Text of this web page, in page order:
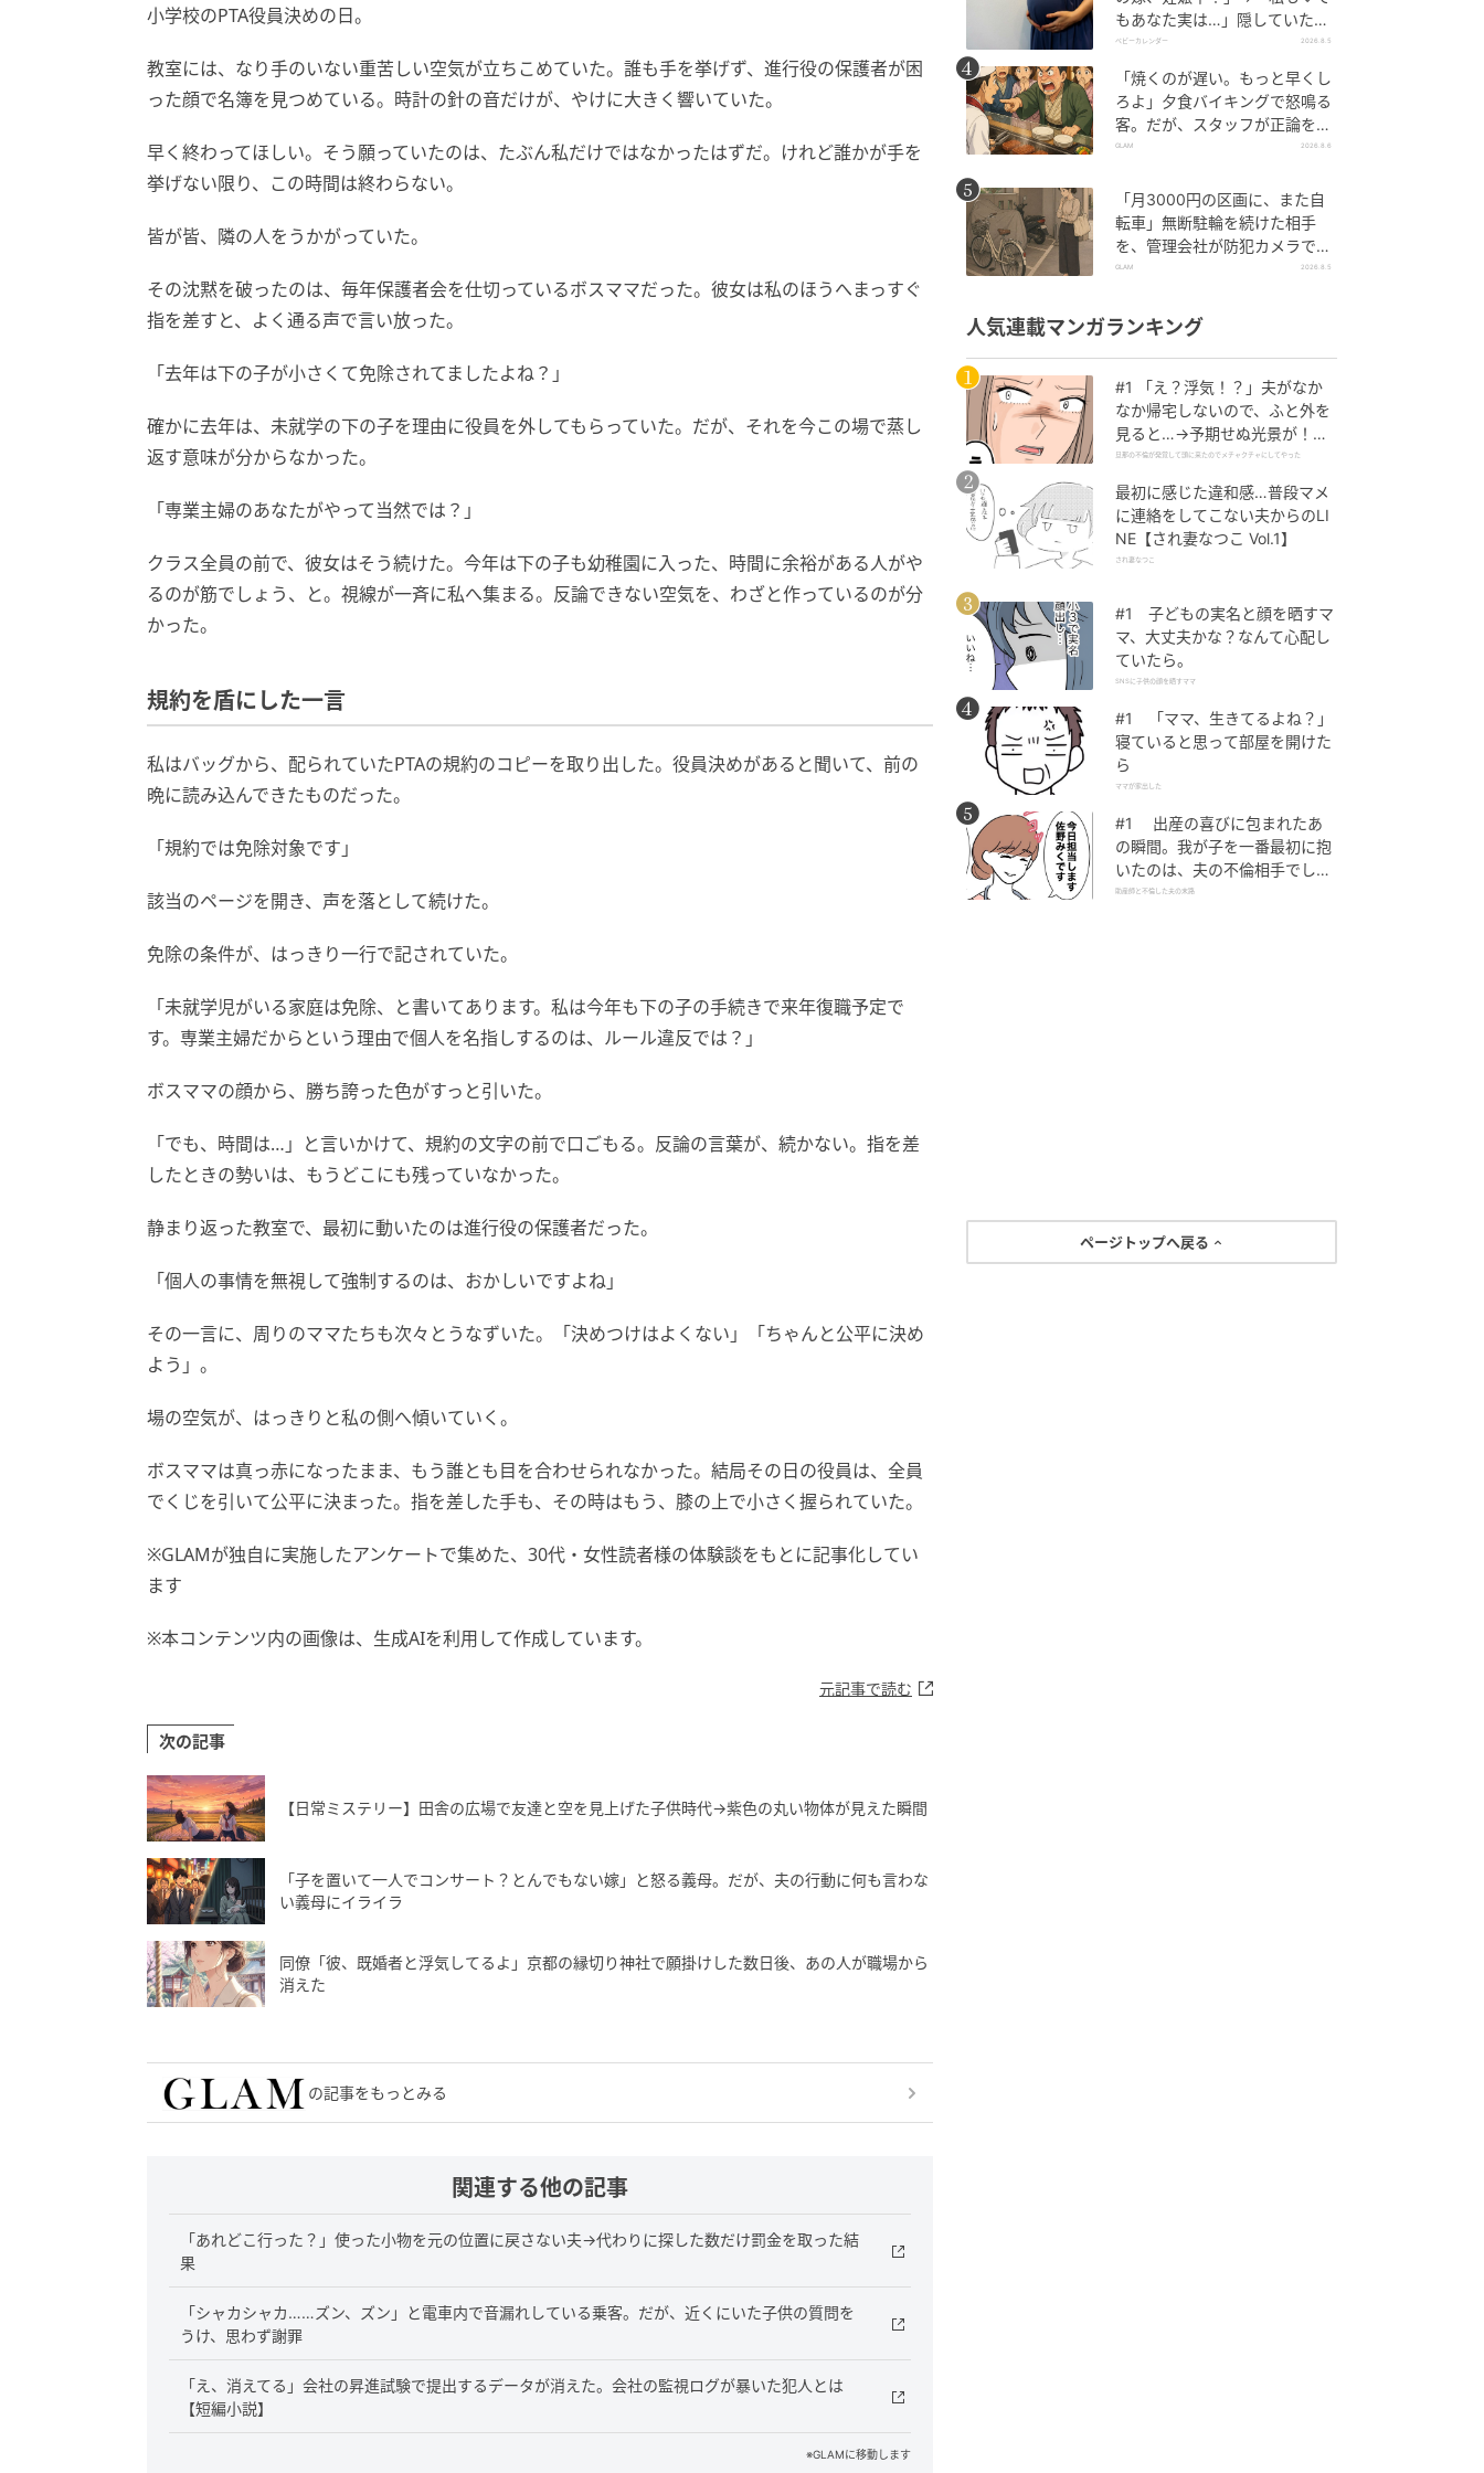
小学校のPTA役員決めの日。
教室には、なり手のいない重苦しい空気が立ちこめていた。誰も手を挙げず、進行役の保護者が困
った顔で名簿を見つめている。時計の針の音だけが、やけに大きく響いていた。
早く終わってほしい。そう願っていたのは、たぶん私だけではなかったはずだ。けれど誰かが手を
挙げない限り、この時間は終わらない。
皆が皆、隣の人をうかがっていた。
その沈黙を破ったのは、毎年保護者会を仕切っているボスママだった。彼女は私のほうへまっすぐ
指を差すと、よく通る声で言い放った。
「去年は下の子が小さくて免除されてましたよね？」
確かに去年は、未就学の下の子を理由に役員を外してもらっていた。だが、それを今この場で蒸し
返す意味が分からなかった。
「専業主婦のあなたがやって当然では？」
クラス全員の前で、彼女はそう続けた。今年は下の子も幼稚園に入った、時間に余裕がある人がや
るのが筋でしょう、と。視線が一斉に私へ集まる。反論できない空気を、わざと作っているのが分
かった。
規約を盾にした一言
私はバッグから、配られていたPTAの規約のコピーを取り出した。役員決めがあると聞いて、前の
晩に読み込んできたものだった。
「規約では免除対象です」
該当のページを開き、声を落として続けた。
免除の条件が、はっきり一行で記されていた。
「未就学児がいる家庭は免除、と書いてあります。私は今年も下の子の手続きで来年復職予定で
す。専業主婦だからという理由で個人を名指しするのは、ルール違反では？」
ボスママの顔から、勝ち誇った色がすっと引いた。
「でも、時間は…」と言いかけて、規約の文字の前で口ごもる。反論の言葉が、続かない。指を差
したときの勢いは、もうどこにも残っていなかった。
静まり返った教室で、最初に動いたのは進行役の保護者だった。
「個人の事情を無視して強制するのは、おかしいですよね」
その一言に、周りのママたちも次々とうなずいた。「決めつけはよくない」「ちゃんと公平に決め
よう」。
場の空気が、はっきりと私の側へ傾いていく。
ボスママは真っ赤になったまま、もう誰とも目を合わせられなかった。結局その日の役員は、全員
でくじを引いて公平に決まった。指を差した手も、その時はもう、膝の上で小さく握られていた。
※GLAMが独自に実施したアンケートで集めた、30代・女性読者様の体験談をもとに記事化してい
ます
※本コンテンツ内の画像は、生成AIを利用して作成しています。
元記事で読む
次の記事
【日常ミステリー】田舎の広場で友達と空を見上げた子供時代→紫色の丸い物体が見えた瞬間
「子を置いて一人でコンサート？とんでもない嫁」と怒る義母。だが、夫の行動に何も言わな
い義母にイライラ
同僚「彼、既婚者と浮気してるよ」京都の縁切り神社で願掛けした数日後、あの人が職場から
消えた
の記事をもっとみる
関連する他の記事
「あれどこ行った？」使った小物を元の位置に戻さない夫→代わりに探した数だけ罰金を取った結
果
「シャカシャカ……ズン、ズン」と電車内で音漏れしている乗客。だが、近くにいた子供の質問を
うけ、思わず謝罪
「え、消えてる」会社の昇進試験で提出するデータが消えた。会社の監視ログが暴いた犯人とは
【短編小説】
※GLAMに移動します
もあなた実は…」隠していた事
実を暴露した結果
ベビーカレンダー 2026.8.5
「焼くのが遅い。もっと早くし
ろよ」夕食バイキングで怒鳴る
客。だが、スタッフが正論を並
べた結果
GLAM 2026.8.6
「月3000円の区画に、また自
転車」無断駐輪を続けた相手
を、管理会社が防犯カメラで特
定した朝
GLAM 2026.8.5
人気連載マンガランキング
#1 「え？浮気！？」夫がなか
なか帰宅しないので、ふと外を
見ると…→予期せぬ光景が！｜
旦那の不倫が発覚して頭に来た
旦那の不倫が発覚して頭に来たのでメチャクチャにしてやった
最初に感じた違和感…普段マメ
に連絡をしてこない夫からのLI
NE【され妻なつこ Vol.1】
され妻なつこ
#1 子どもの実名と顔を晒すマ
マ、大丈夫かな？なんて心配し
ていたら。
SNSに子供の顔を晒すママ
#1 「ママ、生きてるよね？」
寝ていると思って部屋を開けた
ら
ママが家出した
#1 出産の喜びに包まれたあ
の瞬間。我が子を一番最初に抱
いたのは、夫の不倫相手でし
た。
助産師と不倫した夫の末路
ページトップへ戻る